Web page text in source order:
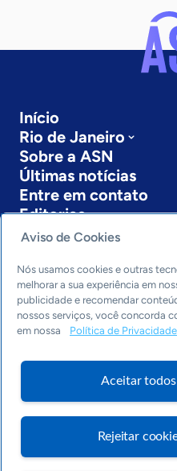
Início
Rio de Janeiro
Sobre a ASN
Últimas notícias
Entre em contato
Editorias
Economia & Política
Inovação &
Cultura
Dados
Arquivo
Aviso de Cookies
Nós usamos cookies e outras
melhorar a sua experiência em
publicidade e recomendar
nossos serviços, você concorda
em nossa
Política de Privacidade
Aceitar
Rejeitar